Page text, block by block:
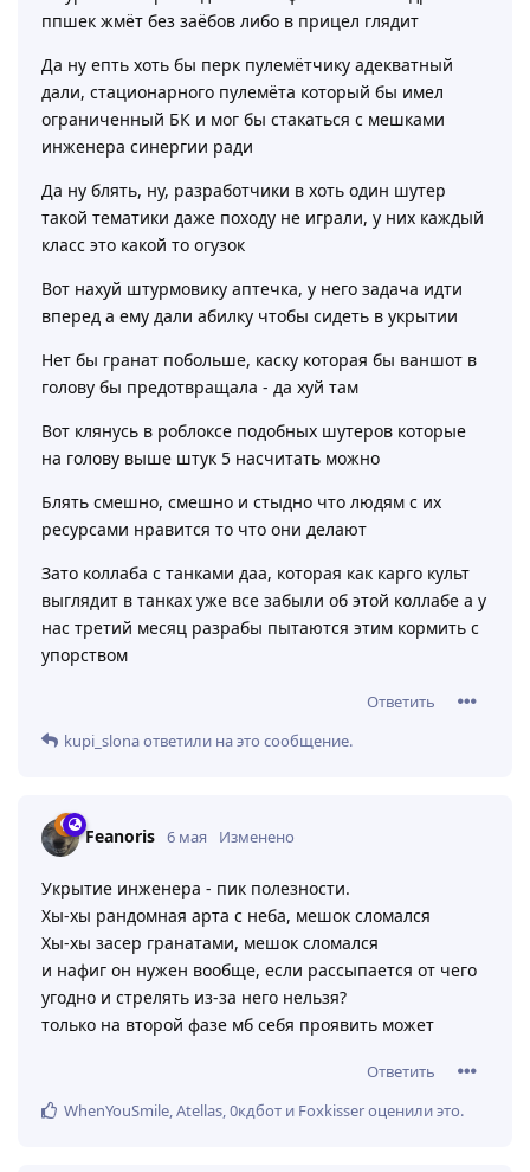
ппшек жмёт без заёбов либо в прицел глядит
Да ну епть хоть бы перк пулемётчику адекватный
дали, стационарного пулемёта который бы имел
ограниченный БК и мог бы стакаться с мешками
инженера синергии ради
Да ну блять, ну, разработчики в хоть один шутер
такой тематики даже походу не играли, у них каждый
класс это какой то огузок
Вот нахуй штурмовику аптечка, у него задача идти
вперед а ему дали абилку чтобы сидеть в укрытии
Нет бы гранат побольше, каску которая бы ваншот в
голову бы предотвращала - да хуй там
Вот клянусь в роблоксе подобных шутеров которые
на голову выше штук 5 насчитать можно
Блять смешно, смешно и стыдно что людям с их
ресурсами нравится то что они делают
Зато коллаба с танками даа, которая как карго культ
выглядит в танках уже все забыли об этой коллабе а у
нас третий месяц разрабы пытаются этим кормить с
упорством
Ответить
kupi_slonaответили на это сообщение.
Feanoris 6 мая Изменено
Укрытие инженера - пик полезности.
Хы-хы рандомная арта с неба, мешок сломался
Хы-хы засер гранатами, мешок сломался
и нафиг он нужен вообще, если рассыпается от чего
угодно и стрелять из-за него нельзя?
только на второй фазе мб себя проявить может
Ответить
WhenYouSmile,Atellas,0кдбот и Foxkisserоценили это.